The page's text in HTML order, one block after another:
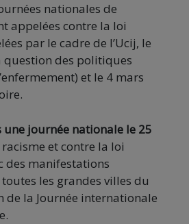
nationales de
appelées contre la loi
par le cadre de l’Ucij, le
question des politiques
et le 4 mars
journée nationale le 25
et contre la loi
des manifestations
les grandes villes du
de la Journée internationale